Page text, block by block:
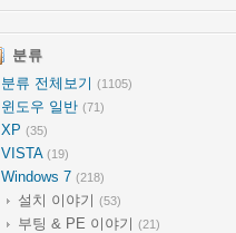
분류
분류
분류 전체보기 (1105)
윈도우 일반 (71)
XP (35)
VISTA (19)
Windows 7 (218)
설치 이야기 (53)
부팅 & PE 이야기 (21)